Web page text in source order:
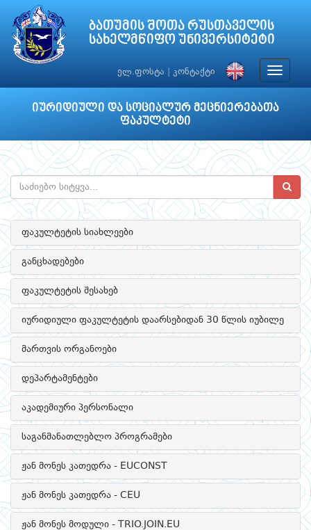
ბათუმის შოთა რუსთაველის
სახელმწიფო უნივერსიტეტი
ელ.ფოსტა კონტაქტი
Toggle
იურიდიული და სოციალურ მეცნიერებათა
ფაკულტეტი
ფაკულტეტის სიახლეები
განცხადებები
ფაკულტეტის შესახებ
იურიდიული ფაკულტეტის დაარსებიდან 30 წლის იუბილე
მართვის ორგანოები
დეპარტამენტები
აკადემიური პერსონალი
საგანმანათლებლო პროგრამები
ჟან მონეს კათედრა - EUCONST
ჟან მონეს კათედრა - CEU
ჟან მონეს მოდული - TRIO.JOIN.EU